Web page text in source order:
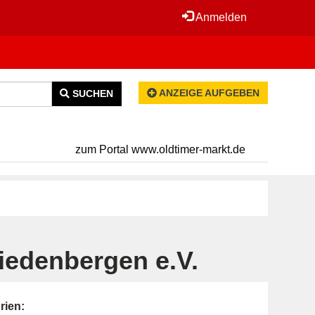
Anmelden
SUCHEN ANZEIGE AUFGEBEN
zum Portal www.oldtimer-markt.de
e.V.